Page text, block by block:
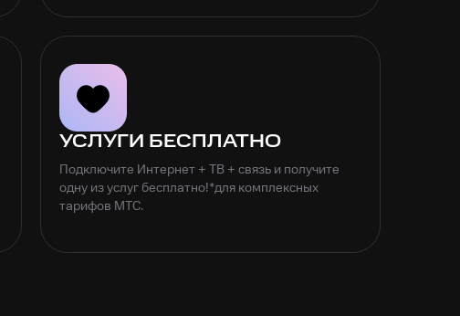
УСЛУГИ БЕСПЛАТНО
Подключите Интернет + ТВ + связь и получите
одну из услуг бесплатно!*для комплексных
тарифов МТС.